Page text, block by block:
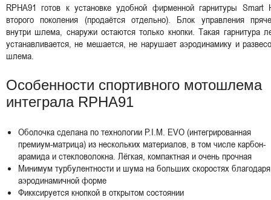
RPHA91 готов к установке удобной фирменной гарнитуры Smart
второго поколения (продаётся отдельно). Блок управления
внутри шлема, снаружи остаются только кнопки. Такая гарнитура
устанавливается, не мешается, не нарушает аэродинамику и
шлема.
Особенности спортивного мотошлема
интеграла RPHA91
Оболочка сделана по технологии P.I.M. EVO (интегрированная
премиум-матрица) из нескольких материалов, в том числе карбон-
арамида и стекловолокна. Лёгкая, компактная и очень прочная
Минимум турбулентности и шума на больших скоростях благодаря
аэродинамичной форме
Фикксируется кнопкой в открытом состоянии